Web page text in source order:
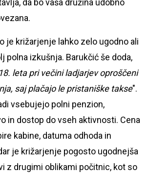
da bo vaša družina udobno
je križarjenje lahko zelo ugodno ali
polna izkušnja. Barukčić še doda,
leta pri večini ladjarjev oproščeni
saj plačajo le pristaniške takse".
vsebujejo polni penzion,
in dostop do vseh aktivnosti. Cena
kabine, datuma odhoda in
je križarjenje pogosto ugodnejša
z drugimi oblikami počitnic, kot so